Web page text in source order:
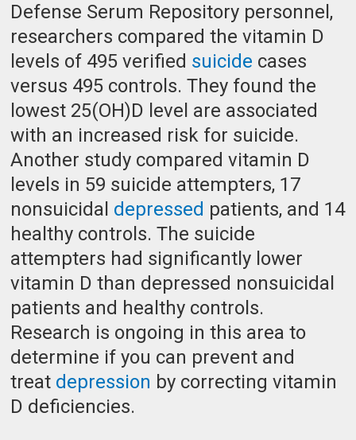
Defense Serum Repository personnel,
researchers compared the vitamin D
levels of 495 verified suicide cases
versus 495 controls. They found the
lowest 25(OH)D level are associated
with an increased risk for suicide.
Another study compared vitamin D
levels in 59 suicide attempters, 17
nonsuicidal depressed patients, and 14
healthy controls. The suicide
attempters had significantly lower
vitamin D than depressed nonsuicidal
patients and healthy controls.
Research is ongoing in this area to
determine if you can prevent and
treat depression by correcting vitamin
D deficiencies.